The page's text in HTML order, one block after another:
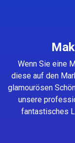
Wenn Sie eine
diese auf den
glamourösen
unsere
fantastisches